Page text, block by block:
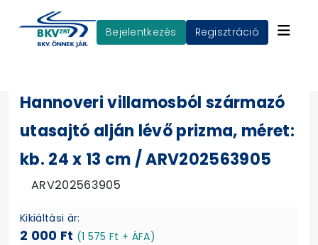
Bejelentkezés Regisztráció
Hannoveri villamosból származó
utasajtó alján lévő prizma, méret:
kb. 24 x 13 cm / ARV202563905
ARV202563905
Kikiáltási ár:
2 000 Ft (1 575 Ft + ÁFA)